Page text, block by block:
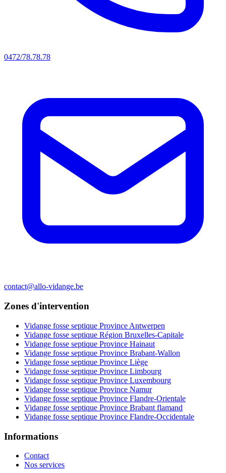
0472/78.78.78
contact@allo-vidange.be
Zones d'intervention
Vidange fosse septique Province Antwerpen
Vidange fosse septique Région Bruxelles-Capitale
Vidange fosse septique Province Hainaut
Vidange fosse septique Province Brabant-Wallon
Vidange fosse septique Province Liège
Vidange fosse septique Province Limbourg
Vidange fosse septique Province Luxembourg
Vidange fosse septique Province Namur
Vidange fosse septique Province Flandre-Orientale
Vidange fosse septique Province Brabant flamand
Vidange fosse septique Province Flandre-Occidentale
Informations
Contact
Nos services